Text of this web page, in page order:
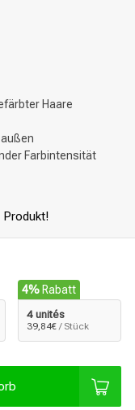
Haare
Farbintensität
4% Rabatt
4 unités
39,84€ / Stück